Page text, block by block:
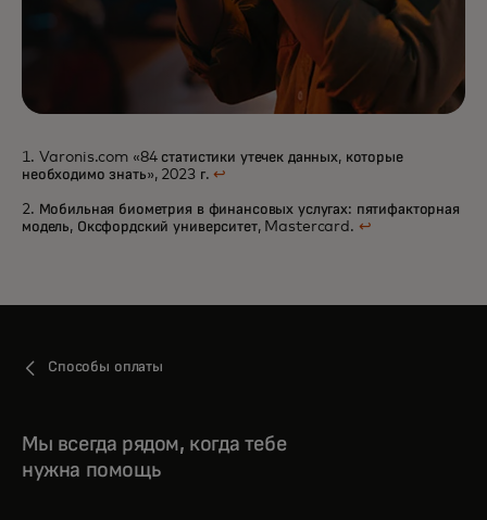
1. Varonis.com «84 статистики утечек данных, которые
необходимо знать», 2023 г.↩
2. Мобильная биометрия в финансовых услугах: пятифакторная
модель, Оксфордский университет, Mastercard. ↩
Способы оплаты
Мы всегда рядом, когда тебе
нужна помощь